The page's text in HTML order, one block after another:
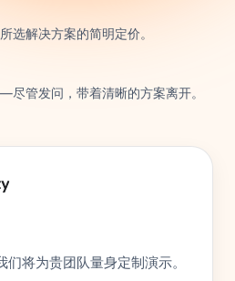
选解决方案的简明定价。
管发问，带着清晰的方案离开。
将为贵团队量身定制演示。